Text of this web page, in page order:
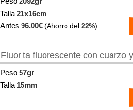
Talla 21x16cm
Antes 96.00€ (Ahorro del 22%)
Fluorita fluorescente con cuarzo
Peso 57gr
Talla 15mm